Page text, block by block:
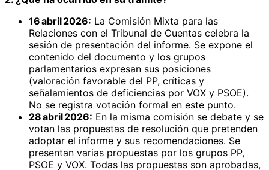
16 abril 2026: La Comisión Mixta para las
Relaciones con el Tribunal de Cuentas celebra la
sesión de presentación del informe. Se expone el
contenido del documento y los grupos
parlamentarios expresan sus posiciones
(valoración favorable del PP, críticas y
señalamientos de deficiencias por VOX y PSOE).
No se registra votación formal en este punto.
28 abril 2026: En la misma comisión se debate y se
votan las propuestas de resolución que pretenden
adoptar el informe y sus recomendaciones. Se
presentan varias propuestas por los grupos PP,
PSOE y VOX. Todas las propuestas son aprobadas,